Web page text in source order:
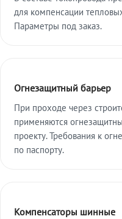
для компенсации
Параметры под заказ.
Огнезащитный барьер
При проходе через
применяются
проекту. Требования к
по паспорту.
Компенсаторы шинные